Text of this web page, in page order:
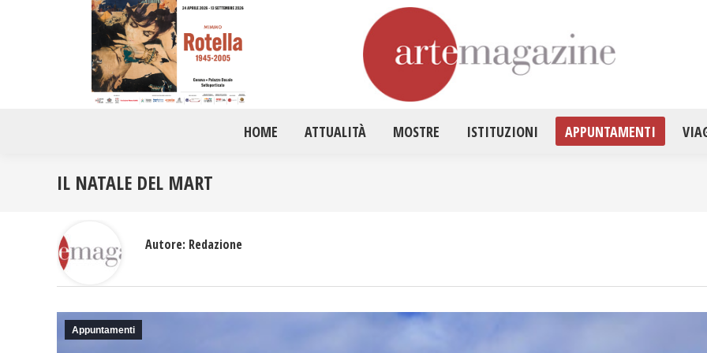
HOME ATTUALITÀ MOSTRE ISTITUZIONI APPUNTAMENTI
IL NATALE DEL MART
Appuntamenti
Autore: Redazione
HOME